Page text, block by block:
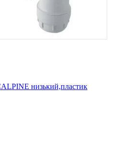
низький,пластик